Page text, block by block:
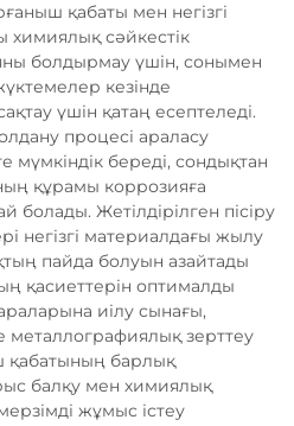
қабаты мен негізгі
химиялық сәйкестік
болдырмау үшін, сонымен
кезінде
үшін қатаң есептеледі.
процесі араласу
мүмкіндік береді, сондықтан
құрамы коррозияға
болады. Жетілдірілген пісіру
негізгі материалдағы жылу
пайда болуын азайтады
қасиеттерін оптималды
иілу сынағы,
зерттеу
қабатының барлық
балқу мен химиялық
жұмыс істеу